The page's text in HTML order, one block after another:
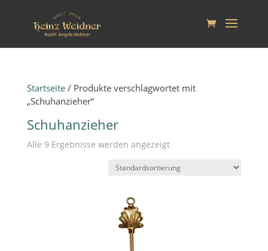
Startseite/ Produkte verschlagwortet mit
„Schuhanzieher“
Schuhanzieher
Alle 9 Ergebnisse werden angezeigt